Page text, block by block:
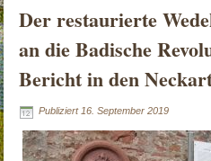
Der restaurierte
an die Badische
Bericht in den
Publiziert 16. September 2019